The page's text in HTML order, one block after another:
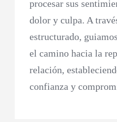
procesar sus
dolor y culpa. A
estructurado,
el camino hacia la
relación,
confianza y